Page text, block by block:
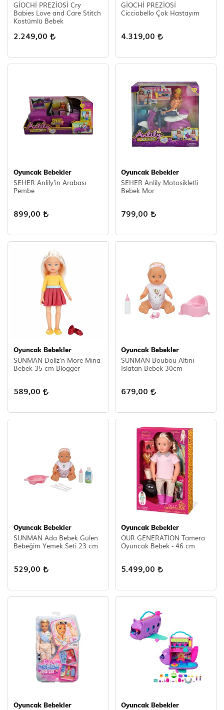
GİOCHİ PREZİOSİ Cry
Babies Love and Care Stitch
Kostümlü Bebek
2.249,00
GİOCHİ PREZİOSİ
Cicciobello Çok Hastayım
4.319,00
Oyuncak Bebekler
SEHER Anlily'in Arabası
Pembe
899,00
Oyuncak Bebekler
SEHER Anlily Motosikletli
Bebek Mor
799,00
Oyuncak Bebekler
SUNMAN Dollz'n More Mina
Bebek 35 cm Blogger
589,00
Oyuncak Bebekler
SUNMAN Boubou Altını
Islatan Bebek 30cm
679,00
Oyuncak Bebekler
SUNMAN Ada Bebek Gülen
Bebeğim Yemek Seti 23 cm
529,00
Oyuncak Bebekler
OUR GENERATİON Tamera
Oyuncak Bebek - 46 cm
5.499,00
Oyuncak Bebekler Oyuncak Bebekler